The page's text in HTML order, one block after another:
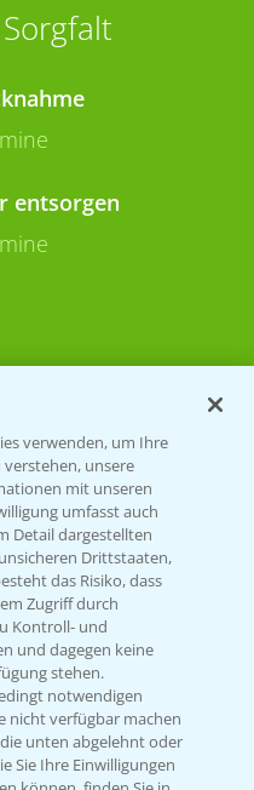
entsorgen
1
verwenden, um Ihre
verstehen, unsere
mit unseren
umfasst auch
Detail dargestellten
Drittstaaten,
das Risiko, dass
Zugriff durch
Kontroll- und
und dagegen keine
stehen.
notwendigen
nicht verfügbar machen
unten abgelehnt oder
Sie Ihre Einwilligungen